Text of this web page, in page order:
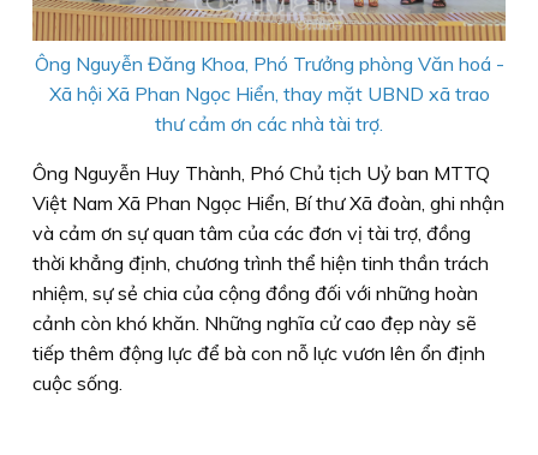
Ông Nguyễn Đăng Khoa, Phó Trưởng phòng Văn hoá -
Xã hội Xã Phan Ngọc Hiển, thay mặt UBND xã trao
thư cảm ơn các nhà tài trợ.
Ông Nguyễn Huy Thành, Phó Chủ tịch Uỷ ban MTTQ
Việt Nam Xã Phan Ngọc Hiển, Bí thư Xã đoàn, ghi nhận
và cảm ơn sự quan tâm của các đơn vị tài trợ, đồng
thời khẳng định, chương trình thể hiện tinh thần trách
nhiệm, sự sẻ chia của cộng đồng đối với những hoàn
cảnh còn khó khăn. Những nghĩa cử cao đẹp này sẽ
tiếp thêm động lực để bà con nỗ lực vươn lên ổn định
cuộc sống.